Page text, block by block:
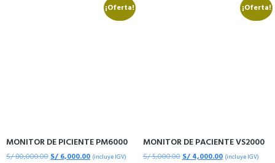
¡Oferta!
MONITOR DE PICIENTE PM6000
S/80,000.00S/6,000.00 (incluye IGV)
¡Oferta!
MONITOR DE PACIENTE VS2000
S/5,000.00S/4,000.00 (incluye IGV)